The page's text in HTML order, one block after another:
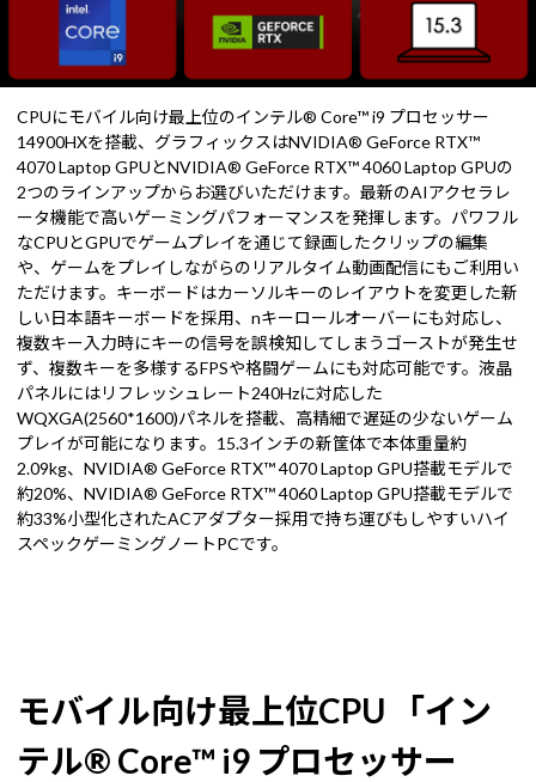
CPUにモバイル向け最上位のインテル® Core™ i9 プロセッサー
14900HXを搭載、グラフィックスはNVIDIA® GeForce RTX™
4070 Laptop GPUとNVIDIA® GeForce RTX™ 4060 Laptop GPUの
2つのラインアップからお選びいただけます。最新のAIアクセラレ
ータ機能で高いゲーミングパフォーマンスを発揮します。パワフル
なCPUとGPUでゲームプレイを通じて録画したクリップの編集
や、ゲームをプレイしながらのリアルタイム動画配信にもご利用い
ただけます。キーボードはカーソルキーのレイアウトを変更した新
しい日本語キーボードを採用、nキーロールオーバーにも対応し、
複数キー入力時にキーの信号を誤検知してしまうゴーストが発生せ
ず、複数キーを多様するFPSや格闘ゲームにも対応可能です。液晶
パネルにはリフレッシュレート240Hzに対応した
WQXGA(2560*1600)パネルを搭載、高精細で遅延の少ないゲーム
プレイが可能になります。15.3インチの新筐体で本体重量約
2.09kg、NVIDIA® GeForce RTX™ 4070 Laptop GPU搭載モデルで
約20%、NVIDIA® GeForce RTX™ 4060 Laptop GPU搭載モデルで
約33%小型化されたACアダプター採用で持ち運びもしやすいハイ
スペックゲーミングノートPCです。
モバイル向け最上位CPU 「イン
テル® Core™ i9 プロセッサー